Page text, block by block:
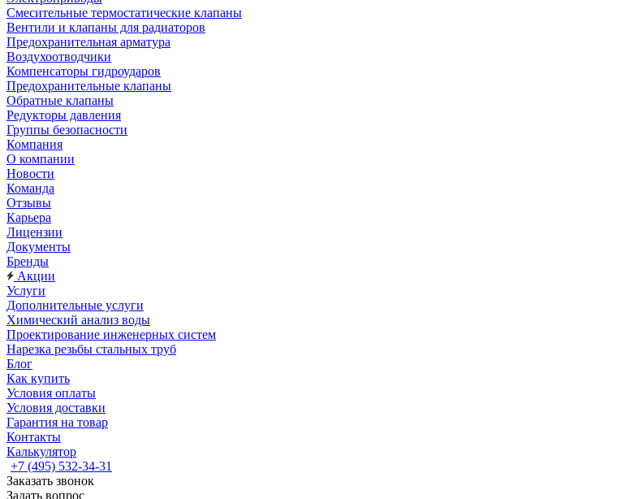
Смесительные термостатические клапаны
Вентили и клапаны для радиаторов
Предохранительная арматура
Воздухоотводчики
Компенсаторы гидроударов
Предохранительные клапаны
Обратные клапаны
Редукторы давления
Группы безопасности
Компания
О компании
Новости
Команда
Отзывы
Карьера
Лицензии
Документы
Бренды
Акции
Услуги
Дополнительные услуги
Химический анализ воды
Проектирование инженерных систем
Нарезка резьбы стальных труб
Блог
Как купить
Условия оплаты
Условия доставки
Гарантия на товар
Контакты
Калькулятор
+7 (495) 532‑34‑31
Заказать звонок
Задать вопрос